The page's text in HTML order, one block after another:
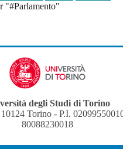
"#Parlamento"
degli Studi di Torino
Torino - P.I.
80088230018